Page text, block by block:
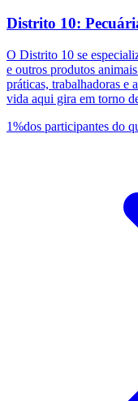
Distrito 10:
O Distrito 10 se
e outros produtos
práticas, trabalhadoras e
vida aqui gira em torno
1%dos participantes do